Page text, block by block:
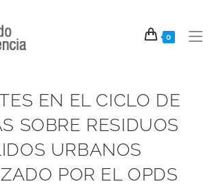
0
EN EL CICLO DE
SOBRE RESIDUOS
URBANOS
POR EL OPDS